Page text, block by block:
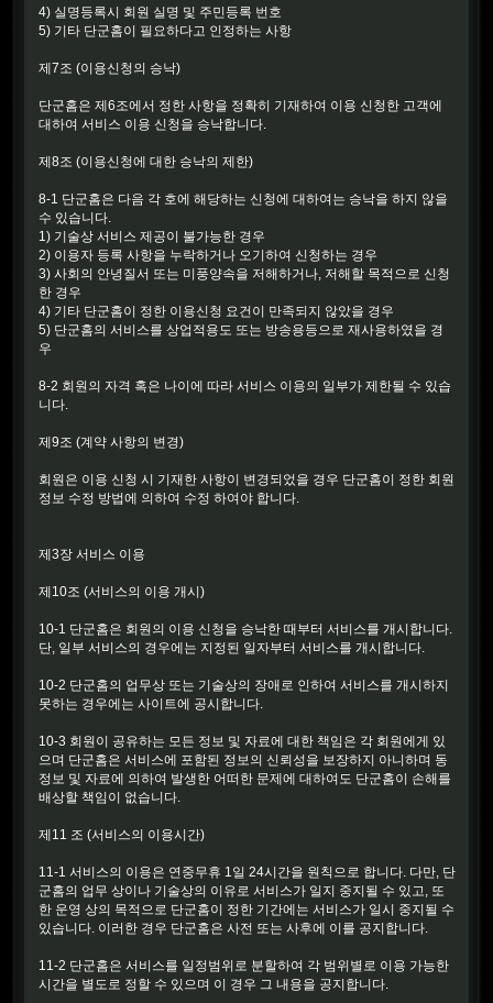
4) 실명등록시 회원 실명 및 주민등록 번호
5) 기타 단군홈이 필요하다고 인정하는 사항
제7조 (이용신청의 승낙)
단군홈은 제6조에서 정한 사항을 정확히 기재하여 이용 신청한 고객에
대하여 서비스 이용 신청을 승낙합니다.
제8조 (이용신청에 대한 승낙의 제한)
8-1 단군홈은 다음 각 호에 해당하는 신청에 대하여는 승낙을 하지 않을
수 있습니다.
1) 기술상 서비스 제공이 불가능한 경우
2) 이용자 등록 사항을 누락하거나 오기하여 신청하는 경우
3) 사회의 안녕질서 또는 미풍양속을 저해하거나, 저해할 목적으로 신청
한 경우
4) 기타 단군홈이 정한 이용신청 요건이 만족되지 않았을 경우
5) 단군홈의 서비스를 상업적용도 또는 방송용등으로 재사용하였을 경
우
8-2 회원의 자격 혹은 나이에 따라 서비스 이용의 일부가 제한될 수 있습
니다.
제9조 (계약 사항의 변경)
회원은 이용 신청 시 기재한 사항이 변경되었을 경우 단군홈이 정한 회원
정보 수정 방법에 의하여 수정 하여야 합니다.
제3장 서비스 이용
제10조 (서비스의 이용 개시)
10-1 단군홈은 회원의 이용 신청을 승낙한 때부터 서비스를 개시합니다.
단, 일부 서비스의 경우에는 지정된 일자부터 서비스를 개시합니다.
10-2 단군홈의 업무상 또는 기술상의 장애로 인하여 서비스를 개시하지
못하는 경우에는 사이트에 공시합니다.
10-3 회원이 공유하는 모든 정보 및 자료에 대한 책임은 각 회원에게 있
으며 단군홈은 서비스에 포함된 정보의 신뢰성을 보장하지 아니하며 동
정보 및 자료에 의하여 발생한 어떠한 문제에 대하여도 단군홈이 손해를
배상할 책임이 없습니다.
제11 조 (서비스의 이용시간)
11-1 서비스의 이용은 연중무휴 1일 24시간을 원칙으로 합니다. 다만, 단
군홈의 업무 상이나 기술상의 이유로 서비스가 일지 중지될 수 있고, 또
한 운영 상의 목적으로 단군홈이 정한 기간에는 서비스가 일시 중지될 수
있습니다. 이러한 경우 단군홈은 사전 또는 사후에 이를 공지합니다.
11-2 단군홈은 서비스를 일정범위로 분할하여 각 범위별로 이용 가능한
시간을 별도로 정할 수 있으며 이 경우 그 내용을 공지합니다.